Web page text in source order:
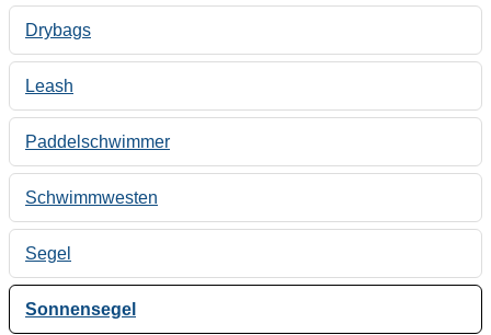
Drybags
Leash
Paddelschwimmer
Schwimmwesten
Segel
Sonnensegel